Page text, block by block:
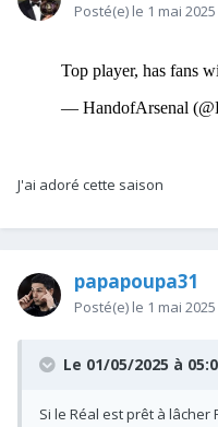
Posté(e) le 1 mai 2025
J'ai adoré cette saison
papapoupa31
Posté(e) le 1 mai 2025
Le 01/05/2025 à
Si le Réal est prêt à